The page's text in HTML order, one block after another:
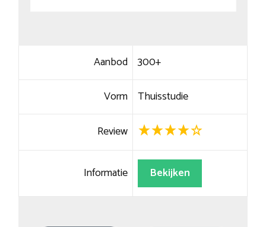
Aanbod 300+
Vorm Thuisstudie
Review
Informatie Bekijken